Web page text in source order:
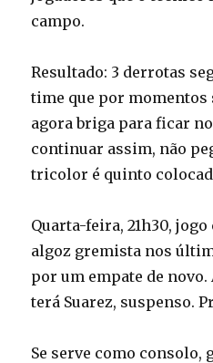
campo.
Resultado: 3 derrotas
time que por
agora briga para ficar no
continuar assim, não
tricolor é quinto
Quarta-feira, 21h30,
algoz gremista nos
por um empate de
terá Suarez, suspenso.
Se serve como consolo,